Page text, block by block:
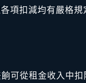
項扣減均有嚴格
可從租金收入中